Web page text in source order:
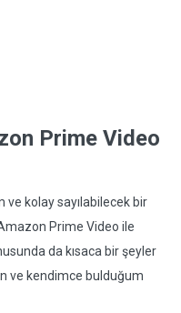
Prime Video
ve kolay sayılabilecek bir
Prime Video ile
da kısaca bir şeyler
ve kendimce bulduğum